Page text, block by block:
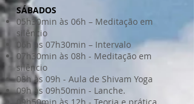
SÁBADOS
05h30min às 06h – Meditação em
silêncio
06h às 07h30min – Intervalo
07h30min às 08h - Meditação em
silêncio
08h às 09h - Aula de Shivam Yoga
09h às 09h50min - Lanche.